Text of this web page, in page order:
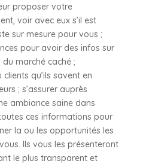
proposer votre
voir avec eux s’il est
sur mesure pour vous ;
pour avoir des infos sur
du marché caché ;
qu’ils savent en
; s’assurer auprès
ambiance saine dans
ces informations pour
la ou les opportunités les
Ils vous les présenteront
le plus transparent et